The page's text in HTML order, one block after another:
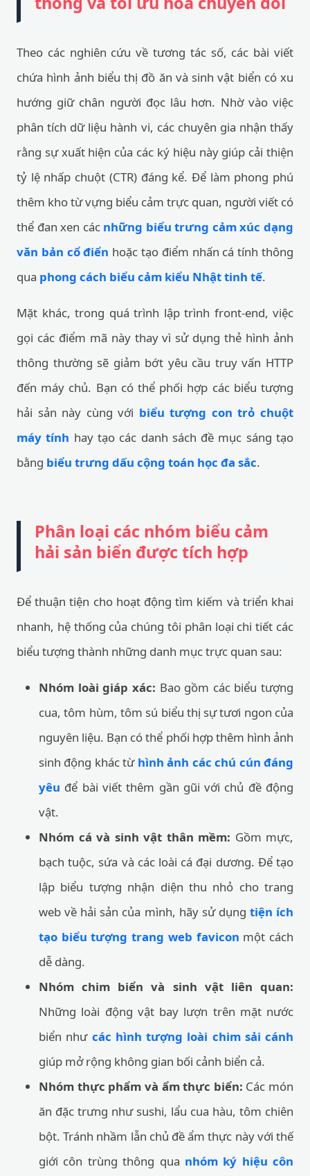
Theo các nghiên cứu về tương tác số, các bài viết
chứa hình ảnh biểu thị đồ ăn và sinh vật biển có xu
hướng giữ chân người đọc lâu hơn. Nhờ vào việc
phân tích dữ liệu hành vi, các chuyên gia nhận thấy
rằng sự xuất hiện của các ký hiệu này giúp cải thiện
tỷ lệ nhấp chuột (CTR) đáng kể. Để làm phong phú
thêm kho từ vựng biểu cảm trực quan, người viết có
thể đan xen các những biểu trưng cảm xúc dạng
văn bản cổ điển hoặc tạo điểm nhấn cá tính thông
qua phong cách biểu cảm kiểu Nhật tinh tế.
Mặt khác, trong quá trình lập trình front-end, việc
gọi các điểm mã này thay vì sử dụng thẻ hình ảnh
thông thường sẽ giảm bớt yêu cầu truy vấn HTTP
đến máy chủ. Bạn có thể phối hợp các biểu tượng
hải sản này cùng với biểu tượng con trỏ chuột
máy tính hay tạo các danh sách đề mục sáng tạo
bằng biểu trưng dấu cộng toán học đa sắc.
Phân loại các nhóm biểu cảm
hải sản biển được tích hợp
Để thuận tiện cho hoạt động tìm kiếm và triển khai
nhanh, hệ thống của chúng tôi phân loại chi tiết các
biểu tượng thành những danh mục trực quan sau:
Nhóm loài giáp xác: Bao gồm các biểu tượng
cua, tôm hùm, tôm sú biểu thị sự tươi ngon của
nguyên liệu. Bạn có thể phối hợp thêm hình ảnh
sinh động khác từ hình ảnh các chú cún đáng
yêu để bài viết thêm gần gũi với chủ đề động
vật.
Nhóm cá và sinh vật thân mềm: Gồm mực,
bạch tuộc, sứa và các loài cá đại dương. Để tạo
lập biểu tượng nhận diện thu nhỏ cho trang
web về hải sản của mình, hãy sử dụng tiện ích
tạo biểu tượng trang web favicon một cách
dễ dàng.
Nhóm chim biển và sinh vật liên quan:
Những loài động vật bay lượn trên mặt nước
biển như các hình tượng loài chim sải cánh
giúp mở rộng không gian bối cảnh biển cả.
Nhóm thực phẩm và ẩm thực biển: Các món
ăn đặc trưng như sushi, lẩu cua hàu, tôm chiên
bột. Tránh nhầm lẫn chủ đề ẩm thực này với thế
giới côn trùng thông qua nhóm ký hiệu côn